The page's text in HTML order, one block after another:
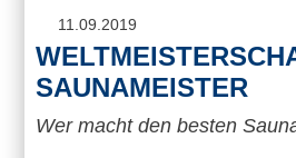
11.09.2019
SAUNAMEISTER
Wer macht den besten